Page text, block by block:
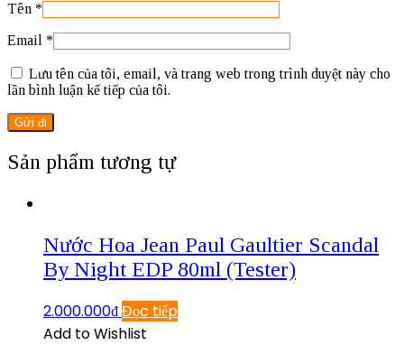
Tên *
Email *
Lưu tên của tôi, email, và trang web trong trình duyệt này cho
lần bình luận kế tiếp của tôi.
Sản phẩm tương tự
Nước Hoa Jean Paul Gaultier Scandal
By Night EDP 80ml (Tester)
2.000.000₫Đọc tiếp
Add to Wishlist